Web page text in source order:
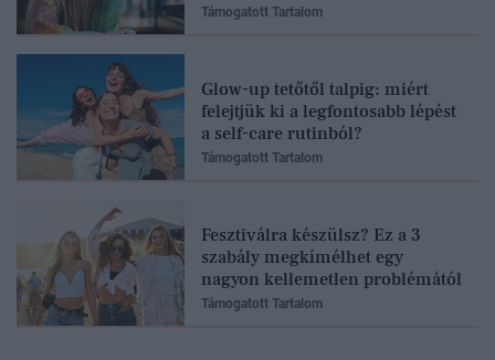
Támogatott Tartalom
Glow-up tetőtől talpig: miért
felejtjük ki a legfontosabb lépést
a self-care rutinból?
Támogatott Tartalom
Fesztiválra készülsz? Ez a 3
szabály megkímélhet egy
nagyon kellemetlen problémától
Támogatott Tartalom